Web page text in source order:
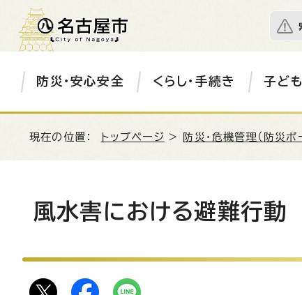
防災・安心安全 くらし・手続き 子ども
現在の位置： トップページ > 防災・危機管理（防災ポ
風水害における避難行動